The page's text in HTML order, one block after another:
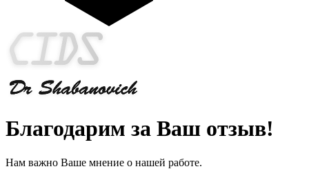
Благодарим за Ваш отзыв!
Нам важно Ваше мнение о нашей работе.